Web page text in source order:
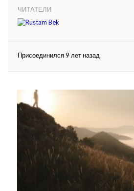
ЧИТАТЕЛИ
Присоединился 9 лет назад